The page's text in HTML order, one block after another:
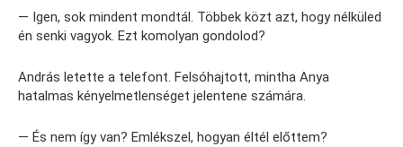
— Igen, sok mindent mondtál. Többek közt azt, hogy nélküled
én senki vagyok. Ezt komolyan gondolod?
András letette a telefont. Felsóhajtott, mintha Anya
hatalmas kényelmetlenséget jelentene számára.
— És nem így van? Emlékszel, hogyan éltél előttem?